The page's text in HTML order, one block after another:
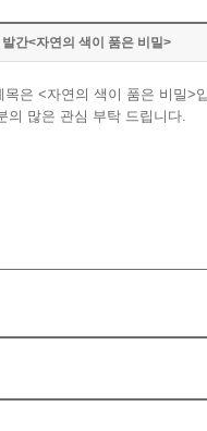
발간<자연의 색이 품은 비밀>
은 <자연의 색이 품은 비밀
의 많은 관심 부탁 드립니다.